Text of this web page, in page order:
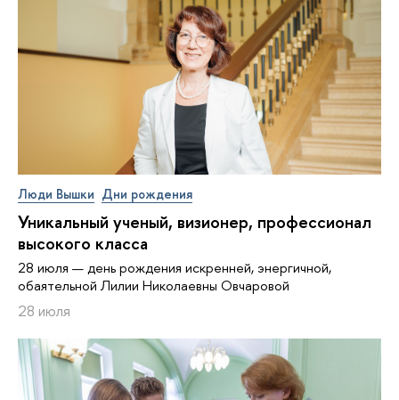
Люди Вышки Дни рождения
Уникальный ученый, визионер, про­фес­си­о­нал
высокого класса
28 июля — день рождения искренней, энергичной,
обаятельной Лилии Николаевны Овчаровой
28 июля